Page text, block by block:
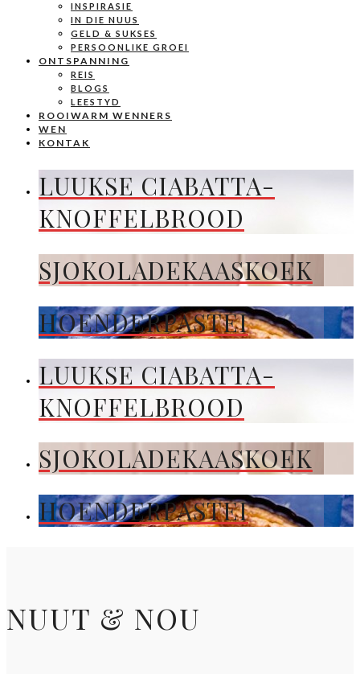
INSPIRASIE
IN DIE NUUS
GELD & SUKSES
PERSOONLIKE GROEI
ONTSPANNING
REIS
BLOGS
LEESTYD
ROOIWARM WENNERS
WEN
KONTAK
LUUKSE CIABATTA-
KNOFFELBROOD
SJOKOLADEKAASKOEK
HOENDERPASTEI
LUUKSE CIABATTA-
KNOFFELBROOD
SJOKOLADEKAASKOEK
HOENDERPASTEI
NUUT & NOU